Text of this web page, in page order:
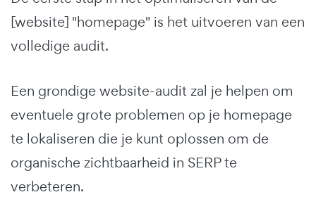
[website] "homepage" is het uitvoeren van een
volledige audit.
Een grondige website-audit zal je helpen om
eventuele grote problemen op je homepage
te lokaliseren die je kunt oplossen om de
organische zichtbaarheid in SERP te
verbeteren.